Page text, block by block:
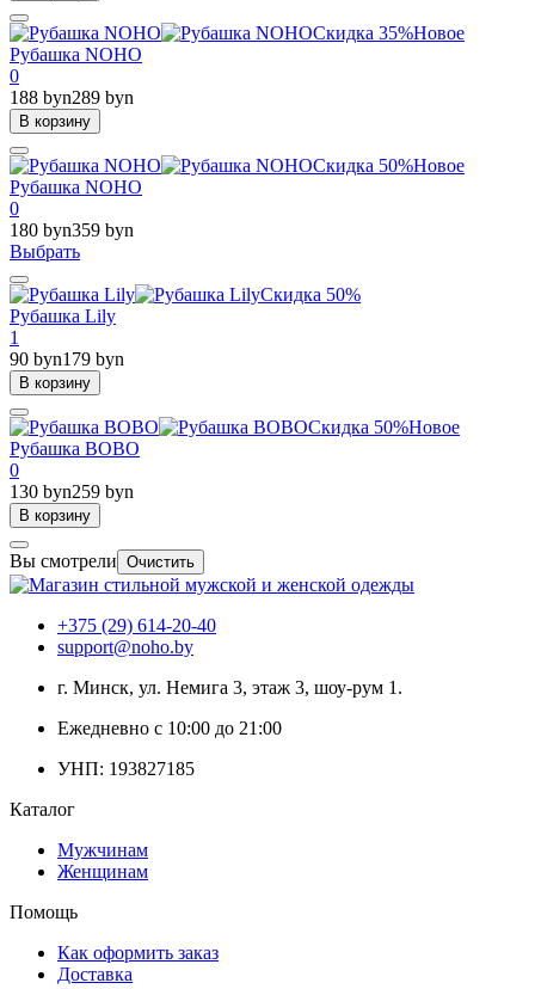
Скидка 35%Новое
Рубашка NOHO
0
188 byn289 byn
В корзину
Скидка 50%Новое
Рубашка NOHO
0
180 byn359 byn
Выбрать
Скидка 50%
Рубашка Lily
1
90 byn179 byn
В корзину
Скидка 50%Новое
Рубашка BOBO
0
130 byn259 byn
В корзину
Вы смотрели Очистить
+375 (29) 614-20-40
support@noho.by
г. Минск, ул. Немига 3, этаж 3, шоу-рум 1.
Ежедневно с 10:00 до 21:00
УНП: 193827185
Каталог
Мужчинам
Женщинам
Помощь
Как оформить заказ
Доставка